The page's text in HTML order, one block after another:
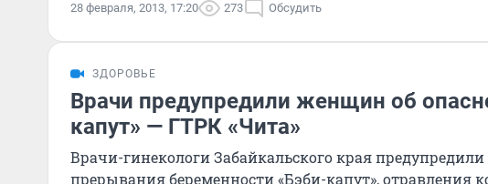
28 февраля, 2013, 17:20 273 Обсудить
ЗДОРОВЬЕ
Врачи предупредили женщин об
капут» — ГТРК «Чита»
Врачи-гинекологи Забайкальского края
прерывания беременности «Бэби-капут», отравления